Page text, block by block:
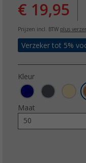
€ 19,95
Prijzen incl. BTW plus
Verzeker tot 5%
Kleur
Maat
50